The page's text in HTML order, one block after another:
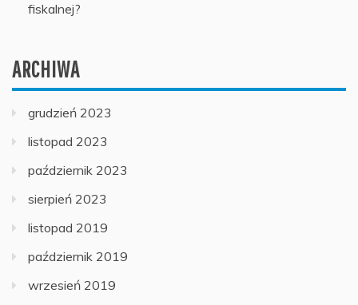
fiskalnej?
ARCHIWA
grudzień 2023
listopad 2023
październik 2023
sierpień 2023
listopad 2019
październik 2019
wrzesień 2019